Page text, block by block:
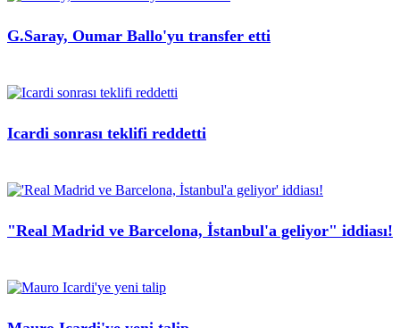
G.Saray, Oumar Ballo'yu transfer etti
Icardi sonrası teklifi reddetti
"Real Madrid ve Barcelona, İstanbul'a geliyor" iddiası!